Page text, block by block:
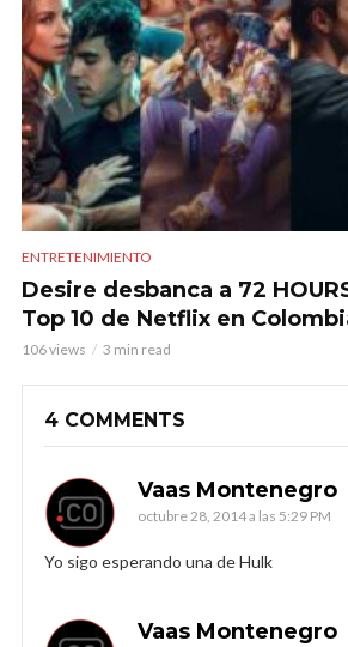
ENTRETENIMIENTO
Desire desbanca a 72
Top 10 de Netflix en
106 views 3 min read
4 COMMENTS
Vaas Montenegro
octubre 28, 2014 a las 5:29 PM
Yo sigo esperando una de Hulk
Vaas Montenegro